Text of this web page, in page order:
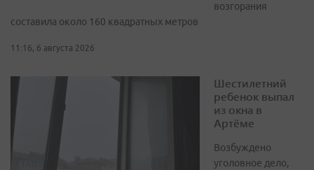
возгорания
составила около 160 квадратных метров
11:16, 6 августа 2026
Шестилетний
ребенок выпал
из окна в
Артёме
Возбуждено
уголовное дело,